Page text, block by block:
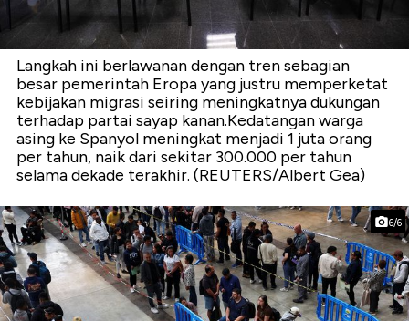
Langkah ini berlawanan dengan tren sebagian
besar pemerintah Eropa yang justru memperketat
kebijakan migrasi seiring meningkatnya dukungan
terhadap partai sayap kanan.Kedatangan warga
asing ke Spanyol meningkat menjadi 1 juta orang
per tahun, naik dari sekitar 300.000 per tahun
selama dekade terakhir. (REUTERS/Albert Gea)
6/6